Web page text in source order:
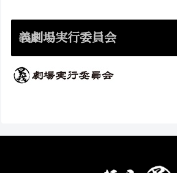
義劇場実行委員会